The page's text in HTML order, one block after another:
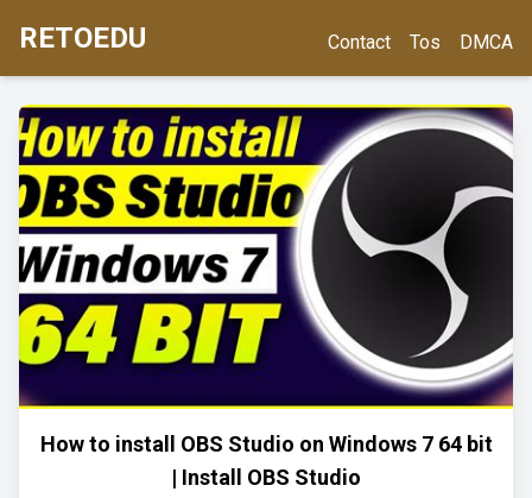
RETOEDU Contact Tos DMCA
How to install OBS Studio on Windows 7 64 bit
| Install OBS Studio